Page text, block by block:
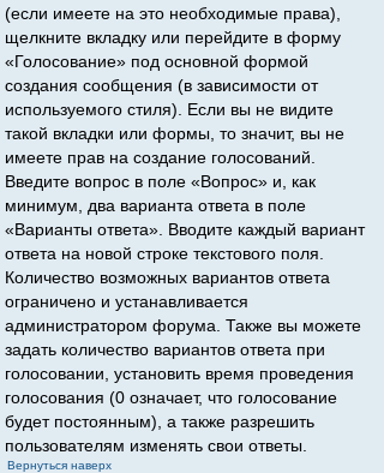
(если имеете на это необходимые права),
щелкните вкладку или перейдите в форму
«Голосование» под основной формой
создания сообщения (в зависимости от
используемого стиля). Если вы не видите
такой вкладки или формы, то значит, вы не
имеете прав на создание голосований.
Введите вопрос в поле «Вопрос» и, как
минимум, два варианта ответа в поле
«Варианты ответа». Вводите каждый вариант
ответа на новой строке текстового поля.
Количество возможных вариантов ответа
ограничено и устанавливается
администратором форума. Также вы можете
задать количество вариантов ответа при
голосовании, установить время проведения
голосования (0 означает, что голосование
будет постоянным), а также разрешить
пользователям изменять свои ответы.
Вернуться наверх